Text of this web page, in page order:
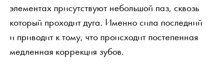
элементах присутствуют небольшой паз, сквозь
который проходит дуга. Именно сила последний
и приводит к тому, что происходит постепенная
медленная коррекция зубов.